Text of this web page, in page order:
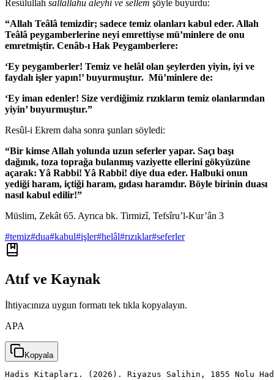
Resûlullah sallallahu aleyhi ve sellem şöyle buyurdu:
“Allah Teâlâ temizdir; sadece temiz olanları kabul eder. Allah
Teâlâ peygamberlerine neyi emrettiyse mü’minlere de onu
emretmiştir. Cenâb-ı Hak Peygamberlere:
‘Ey peygamberler! Temiz ve helâl olan şeylerden yiyin, iyi ve
faydalı işler yapın!’ buyurmuştur. Mü’minlere de:
‘Ey iman edenler! Size verdiğimiz rızıkların temiz olanlarından
yiyin’ buyurmuştur.”
Resûl-i Ekrem daha sonra şunları söyledi:
“Bir kimse Allah yolunda uzun seferler yapar. Saçı başı
dağınık, toza toprağa bulanmış vaziyette ellerini gökyüzüne
açarak: Yâ Rabbi! Yâ Rabbi! diye dua eder. Halbuki onun
yediği haram, içtiği haram, gıdası haramdır. Böyle birinin duası
nasıl kabul edilir!”
Müslim, Zekât 65. Ayrıca bk. Tirmizî, Tefsîru’l-Kur’ân 3
#temiz#dua#kabul#işler#helâl#rızıklar#seferler
Atıf ve Kaynak
İhtiyacınıza uygun formatı tek tıkla kopyalayın.
APA
Kopyala
Hadis Kitapları. (2026). Riyazus Salihin, 1855 Nolu